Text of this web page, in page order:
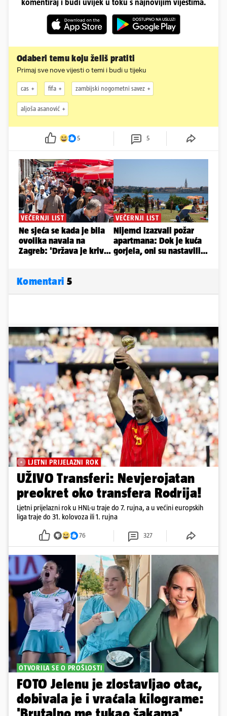
komentiraj i budi uvijek u toku s najnovijim vijestima.
Odaberi temu koju želiš pratiti
Primaj sve nove vijesti o temi i budi u tijeku
cas fifa zambijski nogometni savez
aljoša asanović
5 5
Komentari 5
LJETNI PRIJELAZNI ROK
UŽIVO Transferi: Nevjerojatan
preokret oko transfera Rodrija!
Ljetni prijelazni rok u HNL-u traje do 7. rujna, a u većini europskih
liga traje do 31. kolovoza ili 1. rujna
76 327
OTVORILA SE O PROŠLOSTI
FOTO Jelenu je zlostavljao otac,
dobivala je i vraćala kilograme: